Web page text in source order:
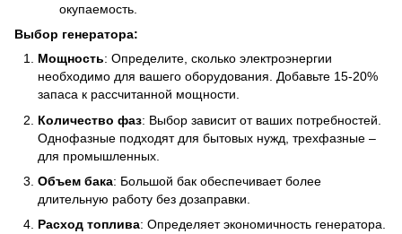
окупаемость.
Выбор генератора:
Мощность: Определите, сколько электроэнергии
необходимо для вашего оборудования. Добавьте 15-20%
запаса к рассчитанной мощности.
Количество фаз: Выбор зависит от ваших потребностей.
Однофазные подходят для бытовых нужд, трехфазные –
для промышленных.
Объем бака: Большой бак обеспечивает более
длительную работу без дозаправки.
Расход топлива: Определяет экономичность генератора.